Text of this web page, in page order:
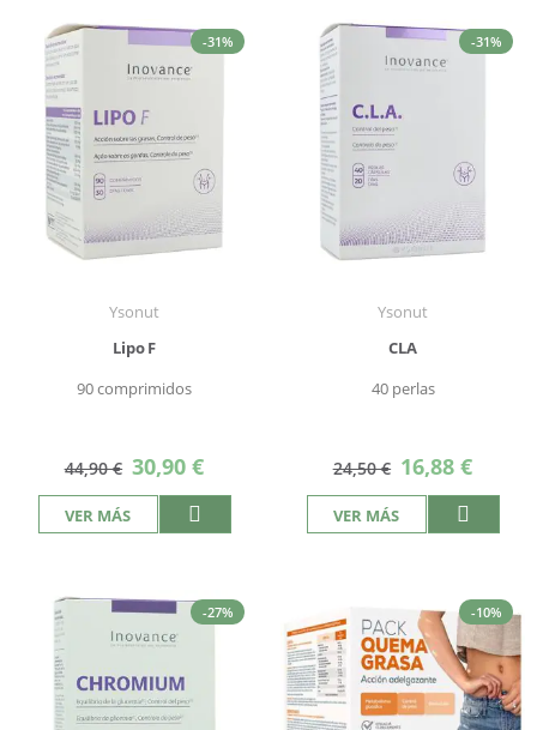
-31%
Ysonut
Lipo F
90 comprimidos
44,90 € Precio
especial
30,90 €
VER MÁS
-31%
Ysonut
CLA
40 perlas
24,50 € Precio
especial
16,88 €
VER MÁS
-27% -10%